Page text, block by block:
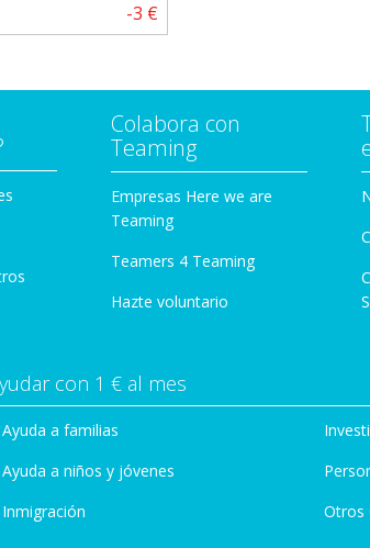
-3 €
Colabora con
Teaming
Empresas Here we are
Teaming
Teamers 4 Teaming
Hazte voluntario
con 1 € al mes
Ayuda a familias
Ayuda a niños y jóvenes
Inmigración
Otros